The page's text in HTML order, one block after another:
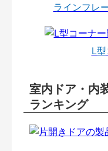
ラインフレ
L
室内ドア・内
ランキング